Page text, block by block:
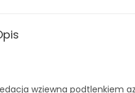
wziewna podtlenkiem